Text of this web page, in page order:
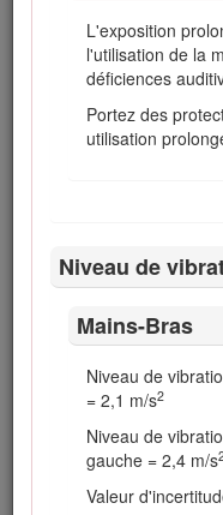
L'exposition
l'utilisation de la
déficiences
Portez des
utilisation
Niveau de
Mains-Bras
Niveau de
= 2,1 m/s2
Niveau de
gauche = 2,4 m/s
Valeur
étincelles, comme
marche, ou sans que
entretenu pour prévenir
Ce produit peut
projeter des objets.
consignes de
L'utilisation de ce
est prévue peut être